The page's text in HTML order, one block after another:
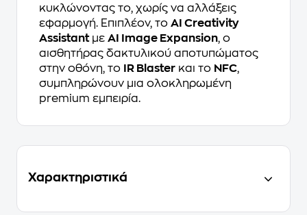
κυκλώνοντας το, χωρίς να αλλάξεις
εφαρμογή. Επιπλέον, το AI Creativity
Assistantμε AI Image Expansion, ο
αισθητήρας δακτυλικού αποτυπώματος
στην οθόνη, το
IR Blaster και το NFC,
συμπληρώνουν μια ολοκληρωμένη
premium εμπειρία.
Χαρακτηριστικά